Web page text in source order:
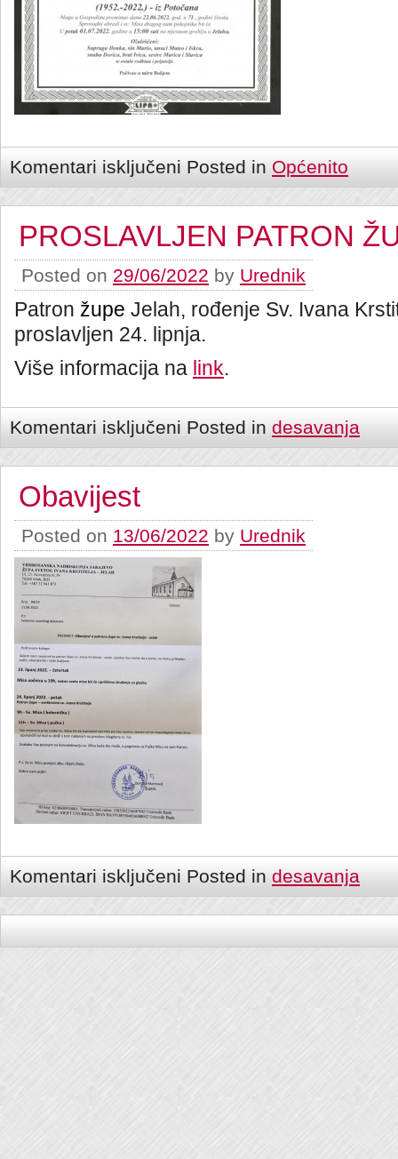
Komentari isključeni Posted in Općenito
PROSLAVLJEN PATRON
Posted on 29/06/2022 by Urednik
Patron župe Jelah, rođenje Sv. Ivana
proslavljen 24. lipnja.
Više informacija na link.
Komentari isključeni Posted in desavanja
Obavijest
Posted on 13/06/2022 by Urednik
Komentari isključeni Posted in desavanja